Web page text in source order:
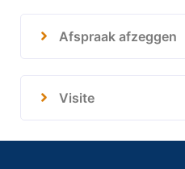
Afspraak afzeggen
Visite